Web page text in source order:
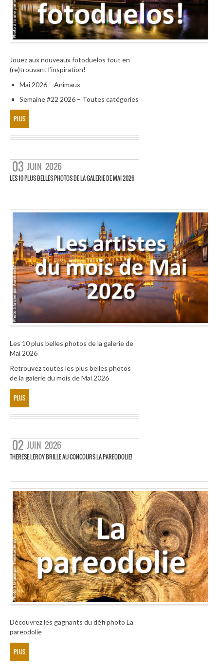
Jouez aux nouveaux fotoduelos tout en
(re)trouvant l’inspiration!
Mai 2026 – Animaux
Semaine #22 2026 – Toutes catégories
PLUS
03 JUIN 2026
LES 10 PLUS BELLES PHOTOS DE LA GALERIE DE MAI 2026
Les 10 plus belles photos de la galerie de
Mai 2026
Retrouvez toutes les plus belles photos
de la galerie du mois de Mai 2026
PLUS
02 JUIN 2026
THERESE.LEROY BRILLE AU CONCOURS LA PAREODOLIE!
Découvrez les gagnants du défi photo La
pareodolie
PLUS